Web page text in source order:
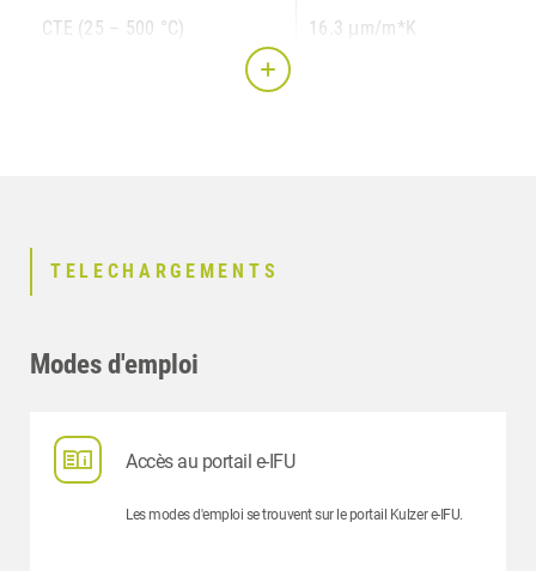
CTE (25 – 500 °C) 16.3 μm/m*K
TELECHARGEMENTS
Modes d'emploi
Accès au portail e-IFU
Les modes d'emploi se trouvent sur le portail Kulzer e-IFU.